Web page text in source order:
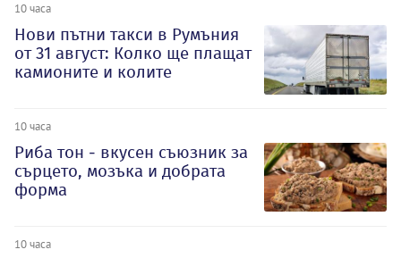
10 часа
Нови пътни такси в Румъния
от 31 август: Колко ще плащат
камионите и колите
10 часа
Риба тон - вкусен съюзник за
сърцето, мозъка и добрата
форма
10 часа